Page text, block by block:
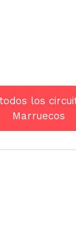
los
Marruecos